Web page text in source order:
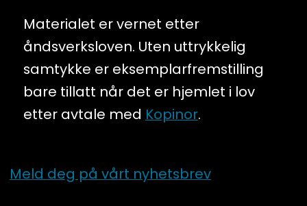
Materialet er vernet etter
åndsverksloven. Uten uttrykkelig
samtykke er eksemplarfremstilling
bare tillatt når det er hjemlet i lov
etter avtale med Kopinor.
Meld deg på vårt nyhetsbrev